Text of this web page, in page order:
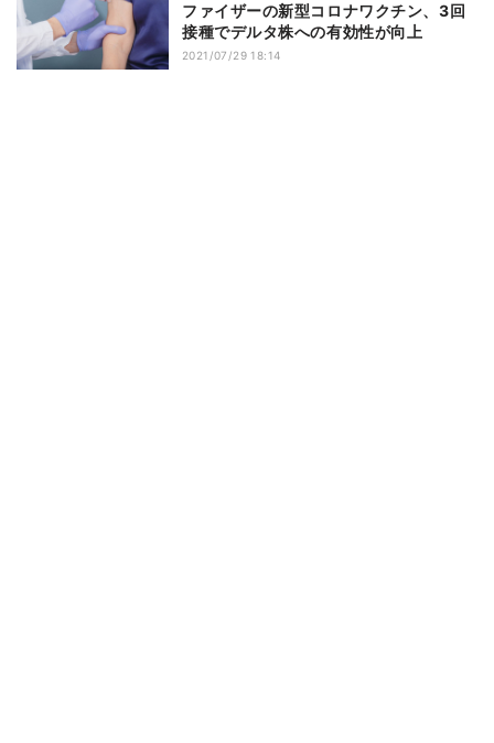
ファイザーの新型コロナワクチン、3回
接種でデルタ株への有効性が向上
2021/07/29 18:14